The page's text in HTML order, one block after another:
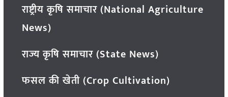
राष्ट्रीय कृषि समाचार (National Agriculture
News)
राज्य कृषि समाचार (State News)
फसल की खेती (Crop Cultivation)